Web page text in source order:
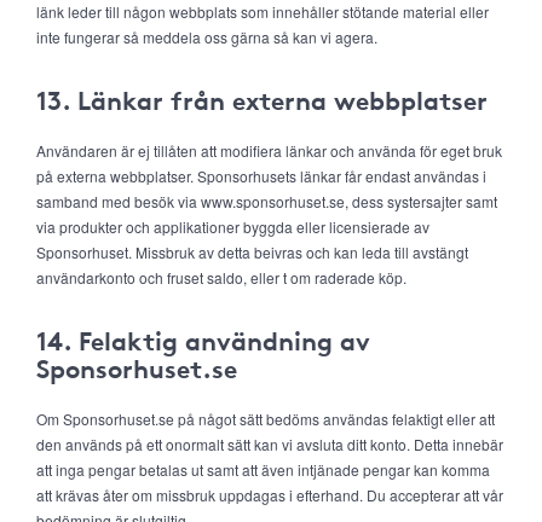
länk leder till någon webbplats som innehåller stötande material eller
inte fungerar så meddela oss gärna så kan vi agera.
13. Länkar från externa webbplatser
Användaren är ej tillåten att modifiera länkar och använda för eget bruk
på externa webbplatser. Sponsorhusets länkar får endast användas i
samband med besök via www.sponsorhuset.se, dess systersajter samt
via produkter och applikationer byggda eller licensierade av
Sponsorhuset. Missbruk av detta beivras och kan leda till avstängt
användarkonto och fruset saldo, eller t om raderade köp.
14. Felaktig användning av
Sponsorhuset.se
Om Sponsorhuset.se på något sätt bedöms användas felaktigt eller att
den används på ett onormalt sätt kan vi avsluta ditt konto. Detta innebär
att inga pengar betalas ut samt att även intjänade pengar kan komma
att krävas åter om missbruk uppdagas i efterhand. Du accepterar att vår